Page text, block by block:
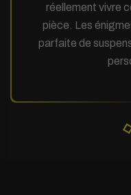
réellement vivre
pièce. Les
parfaite de